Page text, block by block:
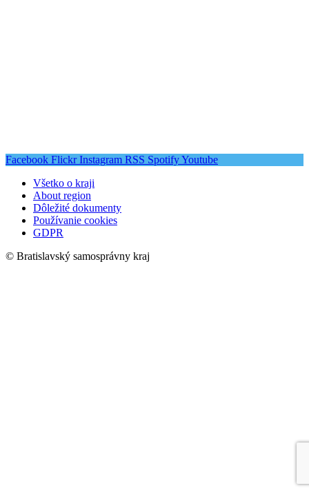
Facebook Flickr Instagram RSS SpotifyYoutube
Všetko o kraji
About region
Dôležité dokumenty
Používanie cookies
GDPR
© Bratislavský samosprávny kraj